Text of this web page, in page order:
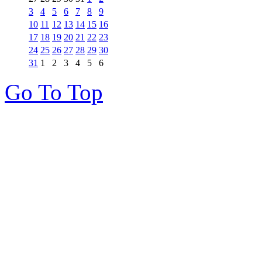
3
4 5 6 7 8
9
10 11 12 13 14 15 16
17 18 19 20 21 22 23
24 25 26 27 28 29 30
31 1 2 3 4 5 6
Go To Top